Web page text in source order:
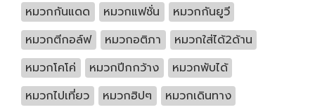
หมวกกันแดด
หมวกแฟชั่น
หมวกกันยูวี
หมวกตีกอล์ฟ
หมวกอติภา
หมวกใส่ได้2ด้าน
หมวกโคโค่
หมวกปีกกว้าง
หมวกพับได้
หมวกไปเที่ยว
หมวกฮิปๆ
หมวกเดินทาง